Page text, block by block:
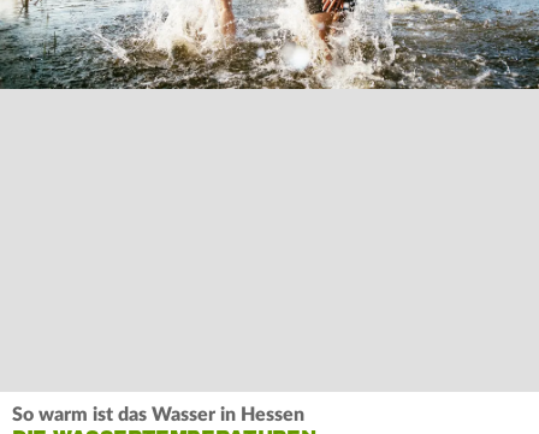
So warm ist das Wasser in Hessen